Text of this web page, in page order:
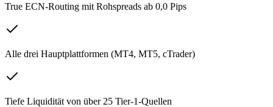
True ECN-Routing mit Rohspreads ab 0,0 Pips
Alle drei Hauptplattformen (MT4, MT5, cTrader)
Tiefe Liquidität von über 25 Tier-1-Quellen